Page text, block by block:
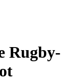
Rugby-